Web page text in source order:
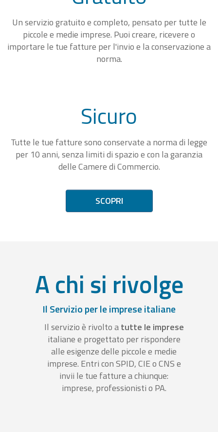
Un servizio gratuito e completo, pensato per tutte le
piccole e medie imprese. Puoi creare, ricevere o
importare le tue fatture per l'invio e la conservazione a
norma.
Sicuro
Tutte le tue fatture sono conservate a norma di legge
per 10 anni, senza limiti di spazio e con la garanzia
delle Camere di Commercio.
SCOPRI
A chi si rivolge
Il Servizio per le imprese italiane
Il servizio è rivolto atutte le imprese
italiane e progettato per rispondere
alle esigenze delle piccole e medie
imprese. Entri con SPID, CIE o CNS e
invii le tue fatture a chiunque:
imprese, professionisti o PA.